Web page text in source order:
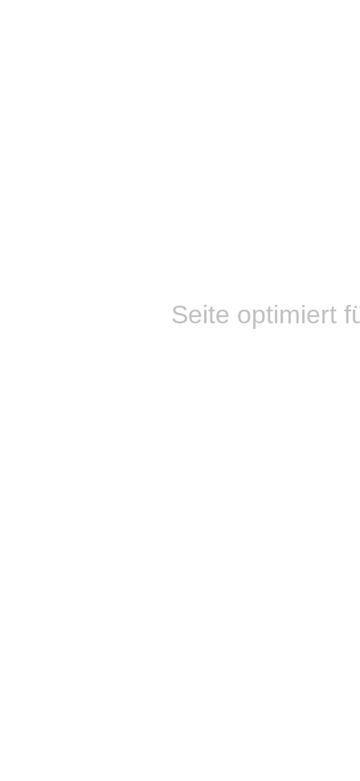
Seite optimiert